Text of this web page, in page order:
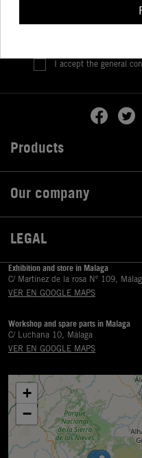
I accept the general
Products
Our company
LEGAL
Exhibition and store in Malaga
C/ Martinez de la rosa Nº 109,
VER EN GOOGLE MAPS
Workshop and spare parts in Malaga
C/ Luchana 10, Málaga
VER EN GOOGLE MAPS
+
−